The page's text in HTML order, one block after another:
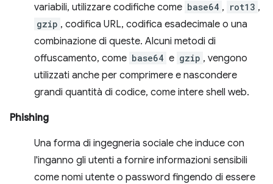
variabili, utilizzare codifiche come base64 , rot13 ,
gzip , codifica URL, codifica esadecimale o una
combinazione di queste. Alcuni metodi di
offuscamento, come base64 e gzip , vengono
utilizzati anche per comprimere e nascondere
grandi quantità di codice, come intere shell web.
Phishing
Una forma di ingegneria sociale che induce con
l'inganno gli utenti a fornire informazioni sensibili
come nomi utente o password fingendo di essere